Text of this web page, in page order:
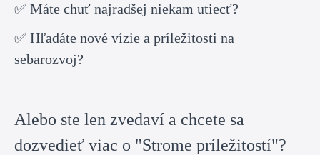
✅ Máte chuť najradšej niekam utiecť?
✅ Hľadáte nové vízie a príležitosti na
sebarozvoj?
Alebo ste len zvedaví a chcete sa
dozvedieť viac o "Strome príležitostí"?